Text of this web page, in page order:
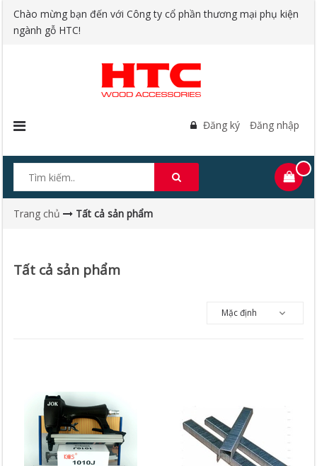
Chào mừng bạn đến với Công ty cổ phần thương mại phụ kiện
ngành gỗ HTC!
Đăng ký Đăng nhập
Trang chủ Tất cả sản phẩm
Tất cả sản phẩm